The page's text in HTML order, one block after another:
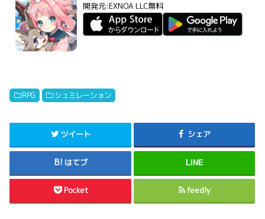
開発元:EXNOA LLC無料
RPG シュミレーション
ツイート シェア
はてブ LINE
Pocket feedly